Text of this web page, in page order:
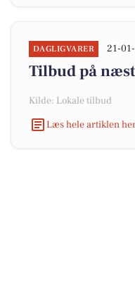
DAGLIGVARER 21-
Tilbud på
Kilde: Lokale tilbud
Læs hele artiklen